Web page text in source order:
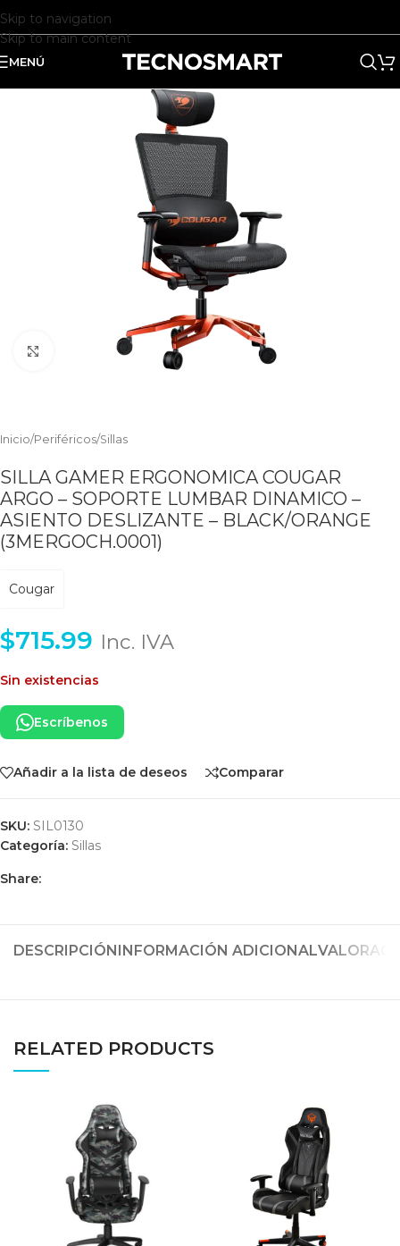
Skip to navigation
Skip to main content
MENÚ
Clic para ampliar
Inicio/Periféricos/Sillas
SILLA GAMER ERGONOMICA COUGAR
ARGO – SOPORTE LUMBAR DINAMICO –
ASIENTO DESLIZANTE – BLACK/ORANGE
(3MERGOCH.0001)
Cougar
$715.99 Inc. IVA
Sin existencias
Escríbenos
Añadir a la lista de deseos Comparar
SKU: SIL0130
Categoría: Sillas
Share:
DESCRIPCIÓNINFORMACIÓN ADICIONAL
RELATED PRODUCTS